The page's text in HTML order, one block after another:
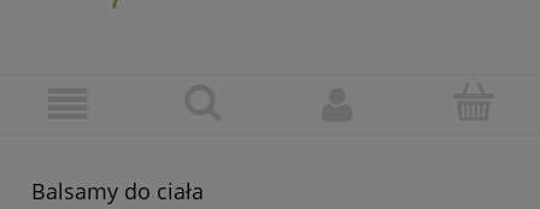
Balsamy do ciała